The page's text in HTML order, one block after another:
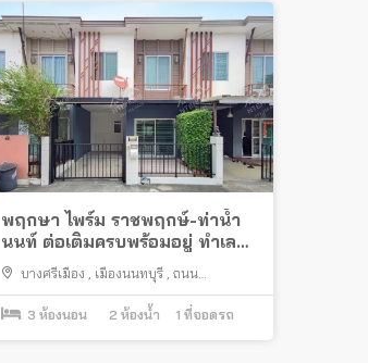
พฤกษา ไพร์ม ราชพฤกษ์-ท่าน้ำ
นนท์ ต่อเติมครบพร้อมอยู่ ทำเลดี
ใกล้สะพานพระราม 5
บางศรีเมือง เมืองนนทบุรี ถนน
บางศรีเมือง
3 ห้องนอน 2 ห้องน้ำ 1 ที่จอดรถ